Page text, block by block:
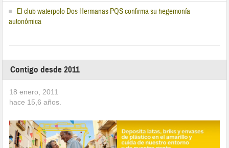
El club waterpolo Dos Hermanas PQS confirma su hegemonía
autonómica
Contigo desde 2011
18 enero, 2011
hace 15,6 años.